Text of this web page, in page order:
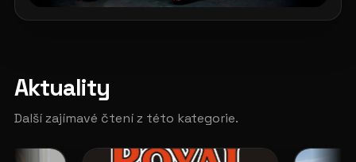
Aktuality
Další zajímavé čtení z této kategorie.